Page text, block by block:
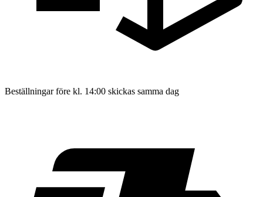
Beställningar före kl. 14:00 skickas samma dag